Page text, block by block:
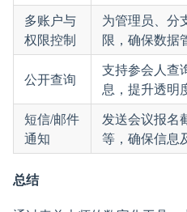
多账户与
权限控制
为管理员、分
限，确保数据
公开查询
支持参会人查
息，提升透明
短信/邮件
通知
发送会议报名
等，确保信息
总结